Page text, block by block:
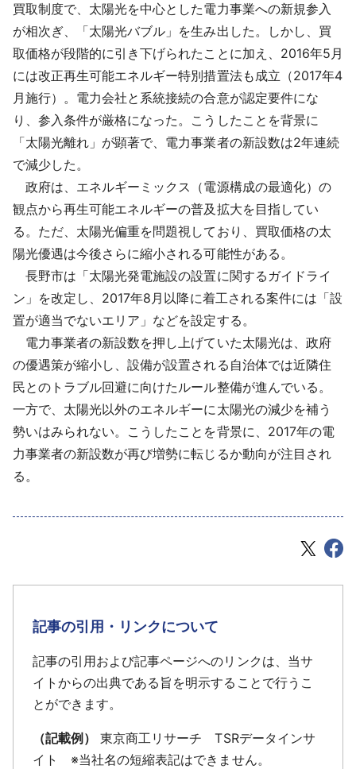
買取制度で、太陽光を中心とした電力事業への新規参入
が相次ぎ、「太陽光バブル」を生み出した。しかし、買
取価格が段階的に引き下げられたことに加え、2016年5月
には改正再生可能エネルギー特別措置法も成立（2017年4
月施行）。電力会社と系統接続の合意が認定要件にな
り、参入条件が厳格になった。こうしたことを背景に
「太陽光離れ」が顕著で、電力事業者の新設数は2年連続
で減少した。
政府は、エネルギーミックス（電源構成の最適化）の
観点から再生可能エネルギーの普及拡大を目指してい
る。ただ、太陽光偏重を問題視しており、買取価格の太
陽光優遇は今後さらに縮小される可能性がある。
長野市は「太陽光発電施設の設置に関するガイドライ
ン」を改定し、2017年8月以降に着工される案件には「設
置が適当でないエリア」などを設定する。
電力事業者の新設数を押し上げていた太陽光は、政府
の優遇策が縮小し、設備が設置される自治体では近隣住
民とのトラブル回避に向けたルール整備が進んでいる。
一方で、太陽光以外のエネルギーに太陽光の減少を補う
勢いはみられない。こうしたことを背景に、2017年の電
力事業者の新設数が再び増勢に転じるか動向が注目され
る。
記事の引用・リンクについて
記事の引用および記事ページへのリンクは、当サ
イトからの出典である旨を明示することで行うこ
とができます。
（記載例）
東京商工リサーチ TSRデータインサ
イト ※当社名の短縮表記はできません。